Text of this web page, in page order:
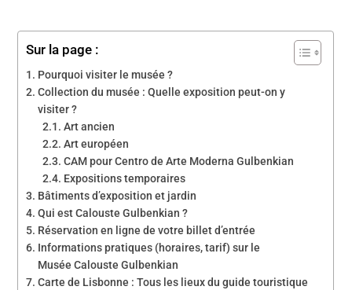
Sur la page :
Pourquoi visiter le musée ?
Collection du musée : Quelle exposition peut-on y
visiter ?
Art ancien
Art européen
CAM pour Centro de Arte Moderna Gulbenkian
Expositions temporaires
Bâtiments d’exposition et jardin
Qui est Calouste Gulbenkian ?
Réservation en ligne de votre billet d’entrée
Informations pratiques (horaires, tarif) sur le
Musée Calouste Gulbenkian
Carte de Lisbonne : Tous les lieux du guide touristique